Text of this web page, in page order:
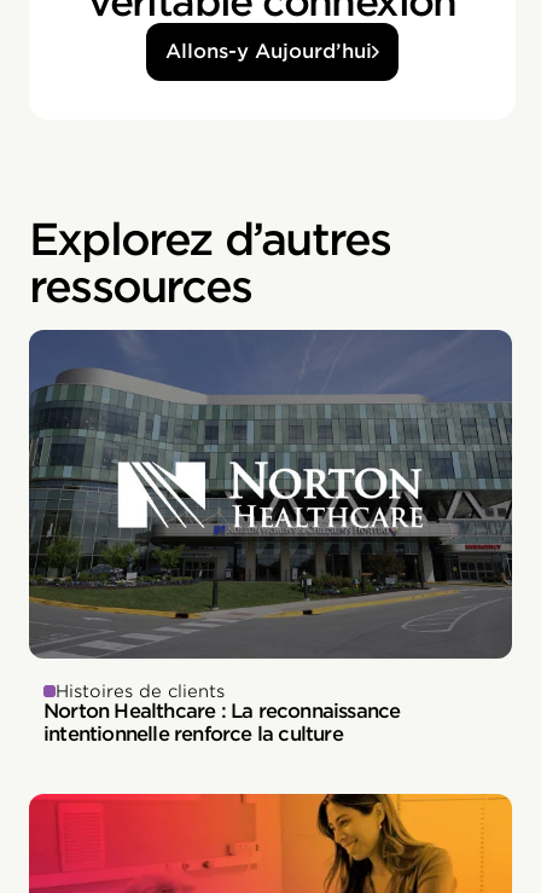
Allons-y Aujourd’hui
Explorez d’autres
ressources
Histoires de clients
Norton Healthcare : La reconnaissance
intentionnelle renforce la culture